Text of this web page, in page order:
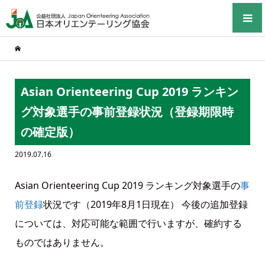
Asian Orienteering Cup 2019 ランキン
グ対象選手の事前登録状況（登録期限時
の確定版）
2019.07.16
Asian Orienteering Cup 2019 ランキング対象選手の事
前登録状況です（2019年8月1日現在） 今後の追加登録
については、対応可能な範囲で行いますが、確約する
ものではありません。